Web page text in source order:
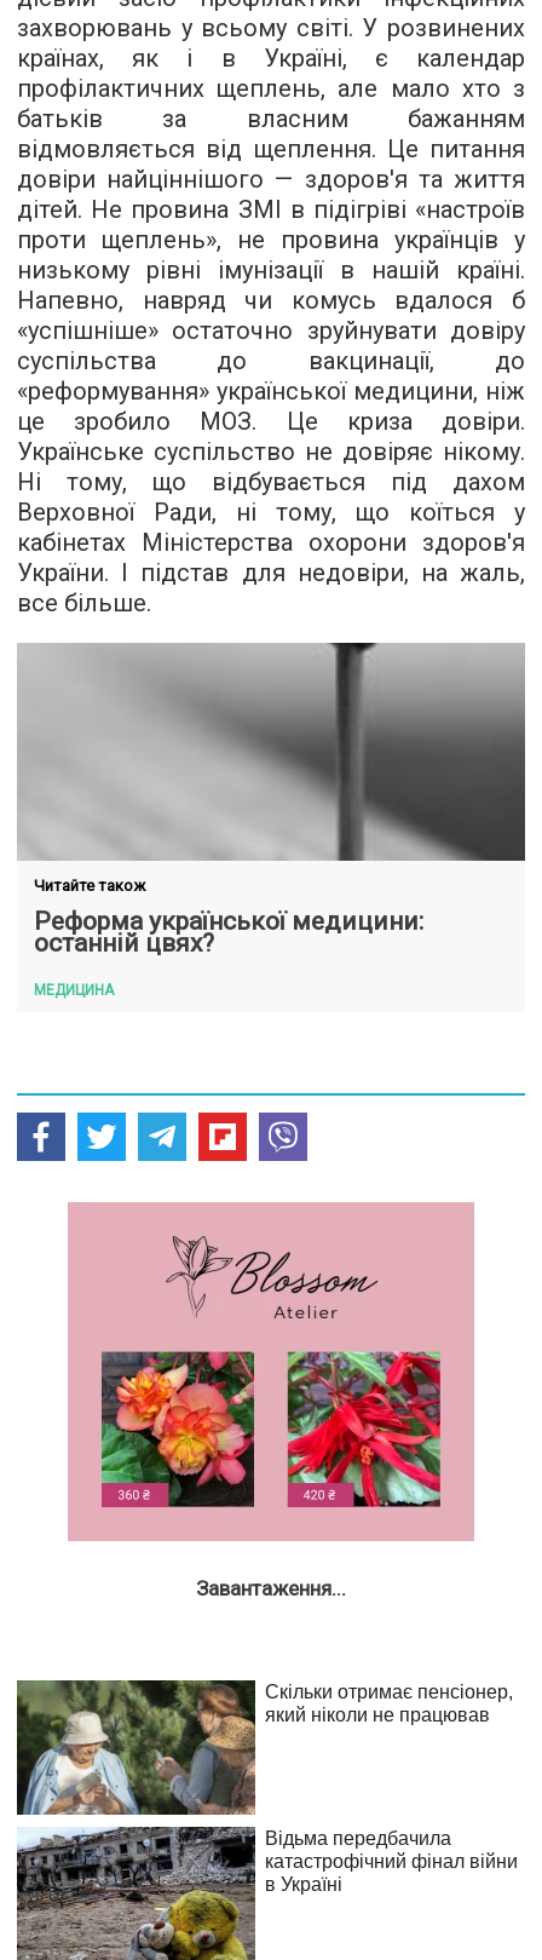
захворювань у всьому світі. У розвинених
країнах, як і в Україні, є календар
профілактичних щеплень, але мало хто з
батьків за власним бажанням
відмовляється від щеплення. Це питання
довіри найціннішого — здоров'я та життя
дітей. Не провина ЗМІ в підігріві «настроїв
проти щеплень», не провина українців у
низькому рівні імунізації в нашій країні.
Напевно, навряд чи комусь вдалося б
«успішніше» остаточно зруйнувати довіру
суспільства до вакцинації, до
«реформування» української медицини, ніж
це зробило МОЗ. Це криза довіри.
Українське суспільство не довіряє нікому.
Ні тому, що відбувається під дахом
Верховної Ради, ні тому, що коїться у
кабінетах Міністерства охорони здоров'я
України. І підстав для недовіри, на жаль,
все більше.
Читайте також
Реформа української медицини:
останній цвях?
МЕДИЦИНА
Завантаження...